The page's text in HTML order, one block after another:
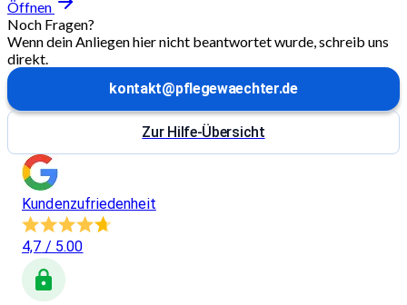
Öffnen
Noch Fragen?
Wenn dein Anliegen hier nicht beantwortet wurde, schreib uns
direkt.
kontakt@pflegewaechter.de
Zur Hilfe-Übersicht
Kundenzufriedenheit
4,7 / 5.00